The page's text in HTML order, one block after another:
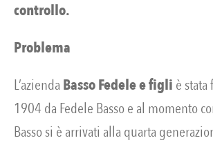
controllo.
Problema
L’azienda Basso Fedele e figli è
1904 da Fedele Basso e al momento
Basso si è arrivati alla quarta